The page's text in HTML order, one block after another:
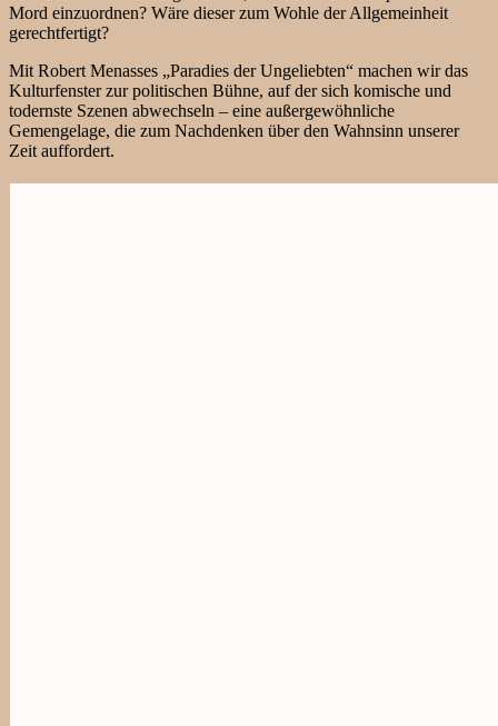
Mord einzuordnen? Wäre dieser zum Wohle der Allgemeinheit
gerechtfertigt?
Mit Robert Menasses „Paradies der Ungeliebten“ machen wir das
Kulturfenster zur politischen Bühne, auf der sich komische und
todernste Szenen abwechseln – eine außergewöhnliche
Gemengelage, die zum Nachdenken über den Wahnsinn unserer
Zeit auffordert.